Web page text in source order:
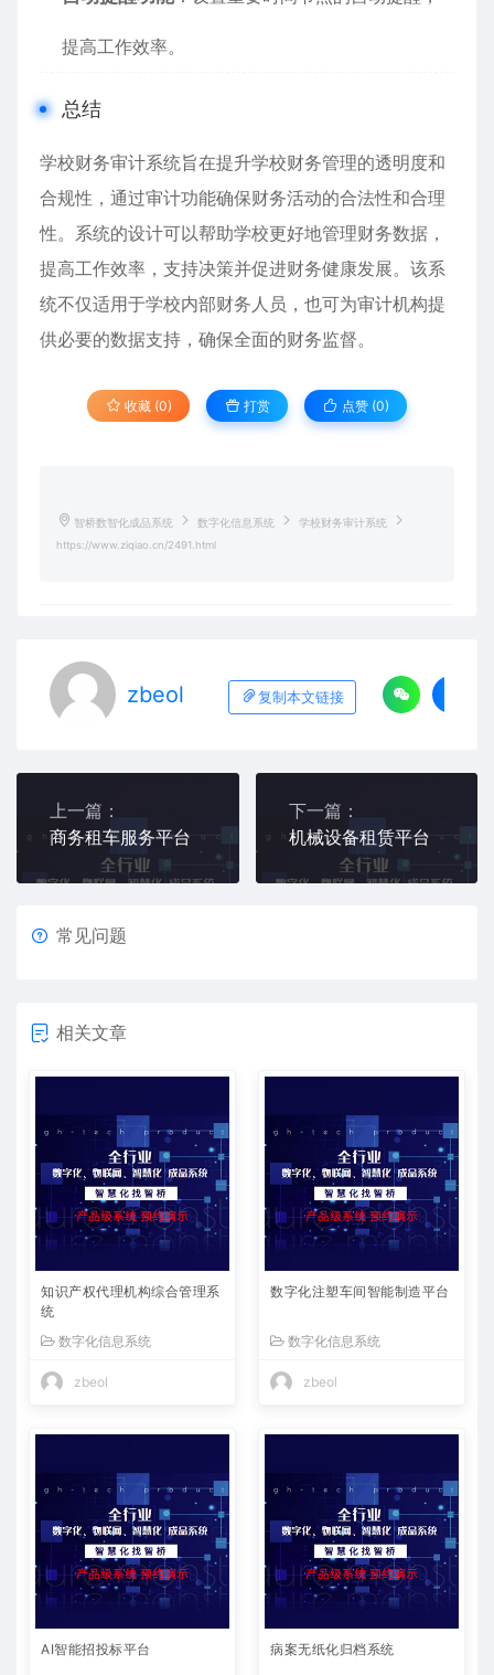
提高工作效率。
总结
学校财务审计系统旨在提升学校财务管理的透明度和
合规性，通过审计功能确保财务活动的合法性和合理
性。系统的设计可以帮助学校更好地管理财务数据，
提高工作效率，支持决策并促进财务健康发展。该系
统不仅适用于学校内部财务人员，也可为审计机构提
供必要的数据支持，确保全面的财务监督。
收藏 (0) 打赏 点赞 (0)
智桥数智化成品系统 数字化信息系统
学校财务审计系统
https://www.ziqiao.cn/2491.html
zbeol 复制本文链接
上一篇：
商务租车服务平台
下一篇：
机械设备租赁平台
常见问题
相关文章
知识产权代理机构综合管理系
统
数字化信息系统
zbeol
数字化注塑车间智能制造平台
数字化信息系统
zbeol
AI智能招投标平台 病案无纸化归档系统